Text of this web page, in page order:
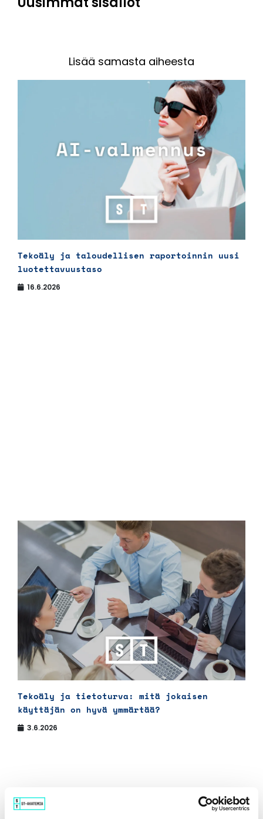
Lisää samasta aiheesta
Tekoäly ja taloudellisen raportoinnin uusi
luotettavuustaso
16.6.2026
Tekoäly ja tietoturva: mitä jokaisen
käyttäjän on hyvä ymmärtää?
3.6.2026